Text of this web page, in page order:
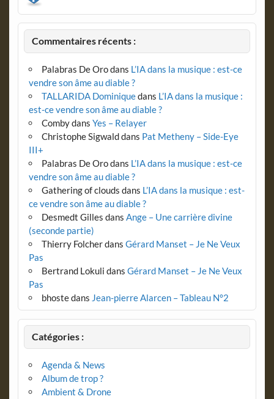
Commentaires récents :
Palabras De Orodans L’IA dans la musique : est-ce
vendre son âme au diable ?
TALLARIDA Dominiquedans L’IA dans la musique :
est-ce vendre son âme au diable ?
Combydans Yes – Relayer
Christophe Sigwalddans Pat Metheny – Side-Eye
III+
Palabras De Orodans L’IA dans la musique : est-ce
vendre son âme au diable ?
Gathering of clouds dans L’IA dans la musique : est-
ce vendre son âme au diable ?
Desmedt Gilles dans Ange – Une carrière divine
(seconde partie)
Thierry Folcherdans Gérard Manset – Je Ne Veux
Pas
Bertrand Lokuli dans Gérard Manset – Je Ne Veux
Pas
bhostedans Jean-pierre Alarcen – Tableau N°2
Catégories :
Agenda & News
Album de trop ?
Ambient & Drone